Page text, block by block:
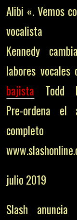
Alibi «. Vemos
vocalista
Kennedy
labores vocales
bajista Todd
Pre-ordena el
julio 2019
Slash anuncia